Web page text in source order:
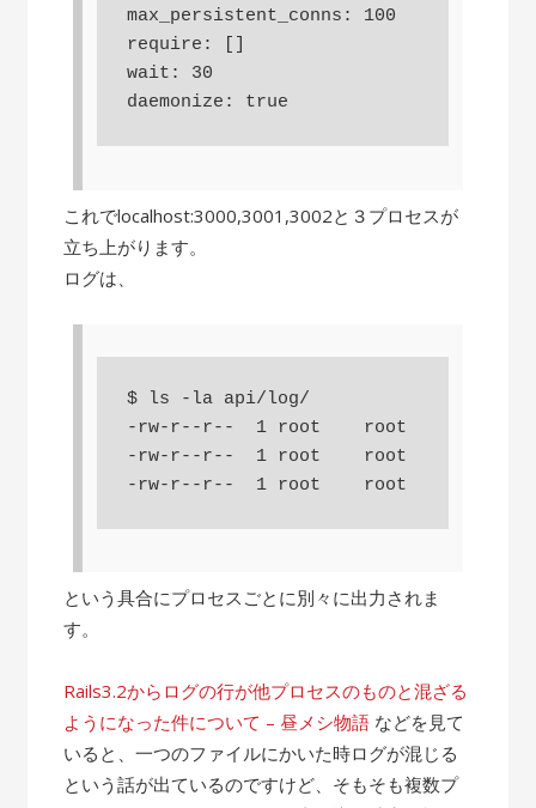
max_persistent_conns: 100
require: []
wait: 30
daemonize: true
これでlocalhost:3000,3001,3002と３プロセスが
立ち上がります。
ログは、
$ ls -la api/log/
-rw-r--r--  1 root    root     3081 Aug
-rw-r--r--  1 root    root     1292 Aug
-rw-r--r--  1 root    root    15632 Aug
という具合にプロセスごとに別々に出力されま
す。
Rails3.2からログの行が他プロセスのものと混ざる
ようになった件について – 昼メシ物語 などを見て
いると、一つのファイルにかいた時ログが混じる
という話が出ているのですけど、そもそも複数プ